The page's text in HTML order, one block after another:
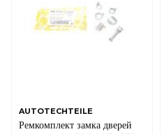
AUTOTECHTEILE
Ремкомплект замка дверей